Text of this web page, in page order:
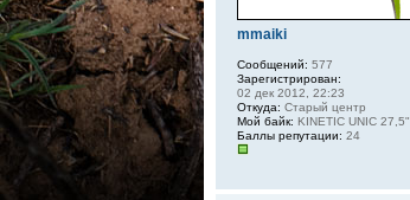
mmaiki
Сообщений: 577
Зарегистрирован:
02 дек 2012, 22:23
Откуда: Старый центр
Мой байк: KINETIC UNIC 27,5"
Баллы репутации: 24